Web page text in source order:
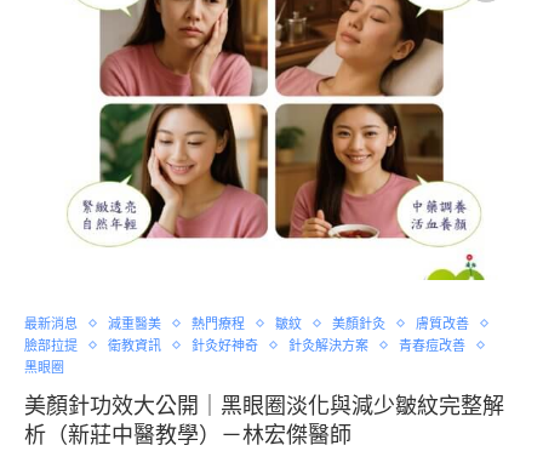
最新消息 減重醫美 熱門療程 皺紋 美顏針灸
膚質改善
臉部拉提
衛教資訊 針灸好神奇 針灸解決方案
青春痘改善
黑眼圈
美顏針功效大公開｜黑眼圈淡化與減少皺紋完整解
析（新莊中醫教學）－林宏傑醫師